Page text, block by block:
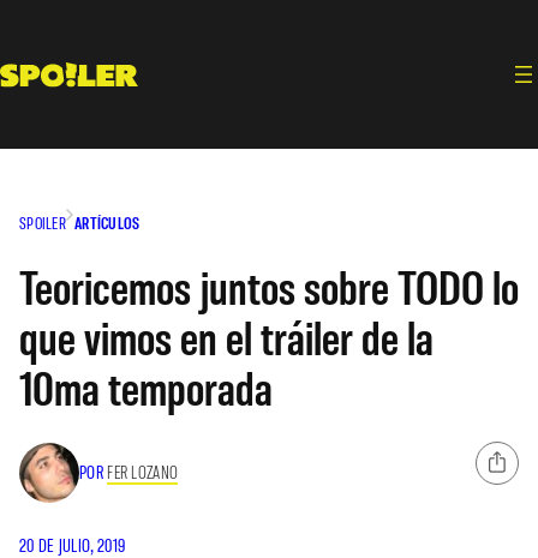
contenido
SPOILER ARTÍCULOS
Teoricemos juntos sobre TODO lo
que vimos en el tráiler de la
10ma temporada
POR FER LOZANO
20 DE JULIO, 2019